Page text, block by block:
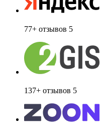
77+ отзывов 5
137+ отзывов 5